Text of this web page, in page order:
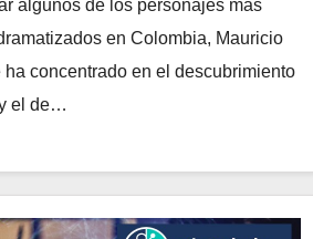
algunos de los personajes más
en Colombia, Mauricio
ha concentrado en el descubrimiento
el de…